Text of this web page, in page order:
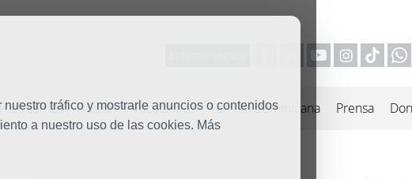
tráfico y mostrarle anuncios o contenidos
a nuestro uso de las cookies. Más
somos Misión Vocaciones Familia Dominicana Prensa